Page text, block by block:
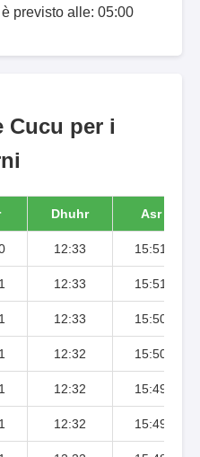
previsto alle: 05:00
Cucu per i
Dhuhr Asr
12:33 15:51
12:33 15:51
12:33 15:50
12:32 15:50
12:32 15:49
12:32 15:49